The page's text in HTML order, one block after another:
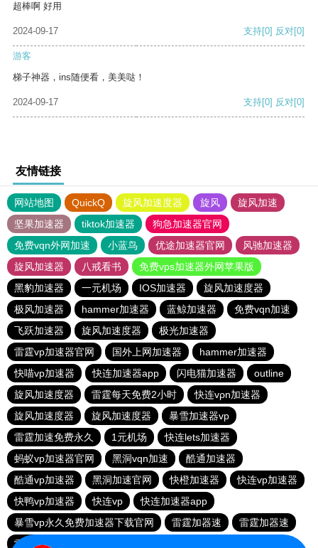
超棒啊 好用
2024-09-17 支持[0] 反对[0]
游客
梯子神器，ins随便看，美美哒！
2024-09-17 支持[0] 反对[0]
友情链接
网站地图 QuickQ 旋风加速度器 旋风
旋风加速
坚果加速器
tiktok加速器
狗急加速器官网
免费vqn外网加速
小蓝鸟 优途加速器官网
风驰加速器
旋风加速器
八戒看书
免费vps加速器外网苹果版
黑豹加速器
一元机场 IOS加速器
旋风加速度器
极风加速器
hammer加速器 蓝鲸加速器
免费vqn加速
飞跃加速器
旋风加速度器
极光加速器
雷霆vp加速器官网
国外上网加速器
hammer加速器
快喵vp加速器
快连加速器app 闪电猫加速器
outline
旋风加速度器
雷霆每天免费2小时
快连vρn加速器
旋风加速度器
旋风加速度器
暴雪加速器vp
雷霆加速免费永久
1元机场
快连lets加速器
蚂蚁vp加速器官网
黑洞vqn加速
酷通加速器
酷通vp加速器
黑洞加速官网 快橙加速器
快连vp加速器
快鸭vp加速器
快连vp
快连加速器app
暴雪vp永久免费加速器下载官网
雷霆加器速
雷霆加器速
雷霆vqn加速官网